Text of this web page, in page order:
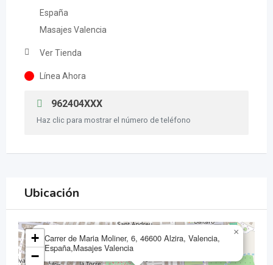
España
Masajes Valencia
Ver Tienda
Línea Ahora
962404XXX
Haz clic para mostrar el número de teléfono
Ubicación
Carrer de Maria Moliner, 6, 46600 Alzira, Valencia,
España,Masajes Valencia
×
+
−